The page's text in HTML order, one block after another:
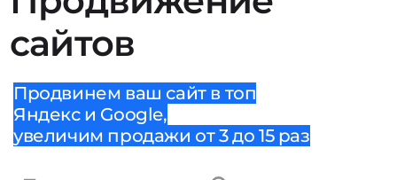
сайтов
Продвинем ваш сайт в топ
Яндекс и Google,
увеличим продажи от 3 до 15 раз